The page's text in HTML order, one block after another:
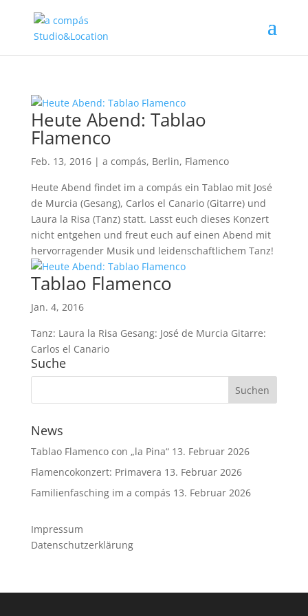
Heute Abend: Tablao
Flamenco
Feb. 13, 2016| a compás, Berlin, Flamenco
Heute Abend findet im a compás ein Tablao mit José
de Murcia (Gesang), Carlos el Canario (Gitarre) und
Laura la Risa (Tanz) statt. Lasst euch dieses Konzert
nicht entgehen und freut euch auf einen Abend mit
hervorragender Musik und leidenschaftlichem Tanz!
Tablao Flamenco
Jan. 4, 2016
Tanz: Laura la Risa Gesang: José de Murcia Gitarre:
Carlos el Canario
Suche
News
Tablao Flamenco con „la Pina“ 13. Februar 2026
Flamencokonzert: Primavera 13. Februar 2026
Familienfasching im a compás 13. Februar 2026
Impressum
Datenschutzerklärung